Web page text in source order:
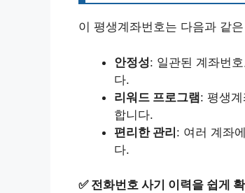
이 평생계좌번호는 다음과 같
안정성: 일관된 계좌번
다.
리워드 프로그램: 평생
합니다.
편리한 관리: 여러 계좌
다.
✅ 전화번호 사기 이력을 쉽게